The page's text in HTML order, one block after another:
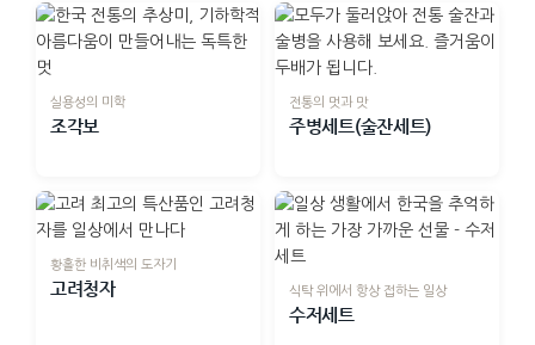
실용성의 미학
조각보
전통의 멋과 맛
주병세트(술잔세트)
황홀한 비취색의 도자기
고려청자 식탁 위에서 항상 접하는 일상
수저세트